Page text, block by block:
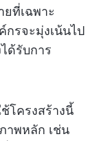
ที่เฉพาะ
รจะมุ่งเน้นไป
ด้รับการ
โครงสร้างนี้
าพหลัก เช่น